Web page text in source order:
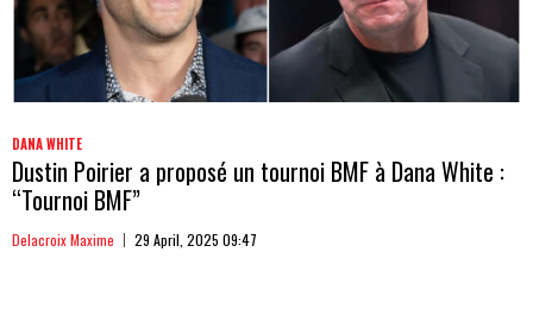
DANA WHITE
Dustin Poirier a proposé un tournoi BMF à Dana White :
“Tournoi BMF”
Delacroix Maxime 29 April, 2025 09:47